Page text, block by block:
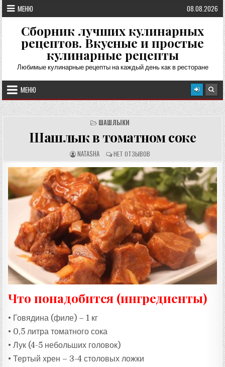
Перейти
к
содержимому
МЕНЮ 08.08.2026
Сборник лучших кулинарных
рецептов. Вкусные и простые
кулинарные рецепты
Любимые кулинарные рецепты на каждый день как в ресторане
МЕНЮ
ШАШЛЫКИ
Шашлык в томатном соке
А
В
Т
О
Р
Р
Е
Ц
Е
П
Т
А
:
NATASHA О
Т
З
Ы
В
Ы
:
НЕТ ОТЗЫВОВ
Что понадобится (ингредиенты)
• Говядина (филе) – 1 кг
• 0,5 литра томатного сока
• Лук (4-5 небольших головок)
• Тертый хрен – 3-4 столовых ложки